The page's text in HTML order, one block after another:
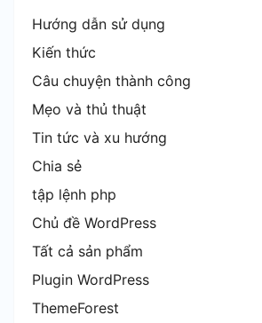
Hướng dẫn sử dụng
Kiến thức
Câu chuyện thành công
Mẹo và thủ thuật
Tin tức và xu hướng
Chia sẻ
tập lệnh php
Chủ đề WordPress
Tất cả sản phẩm
Plugin WordPress
ThemeForest